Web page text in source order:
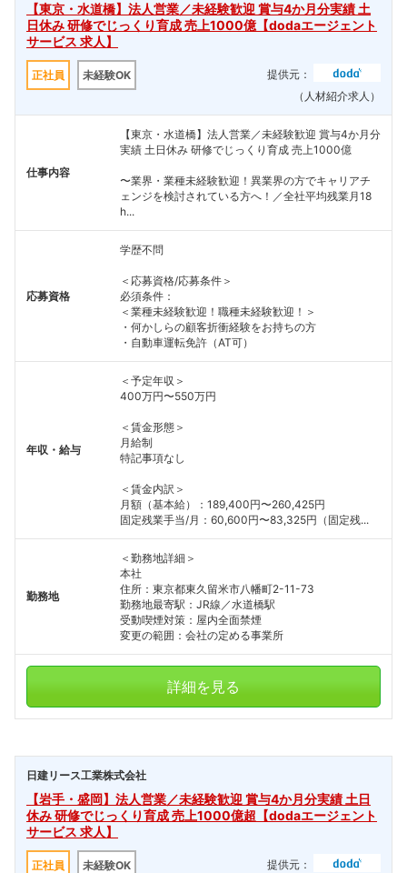
【東京・水道橋】法人営業／未経験歓迎 賞与4か月分実績 土
日休み 研修でじっくり育成 売上1000億【dodaエージェント
サービス 求人】
正社員 未経験OK
提供元：
（人材紹介求人）
仕事内容
【東京・水道橋】法人営業／未経験歓迎 賞与4か月分
実績 土日休み 研修でじっくり育成 売上1000億
〜業界・業種未経験歓迎！異業界の方でキャリアチ
ェンジを検討されている方へ！／全社平均残業月18
h...
応募資格
学歴不問
＜応募資格/応募条件＞
必須条件：
＜業種未経験歓迎！職種未経験歓迎！＞
・何かしらの顧客折衝経験をお持ちの方
・自動車運転免許（AT可）
年収・給与
＜予定年収＞
400万円〜550万円
＜賃金形態＞
月給制
特記事項なし
＜賃金内訳＞
月額（基本給）：189,400円〜260,425円
固定残業手当/月：60,600円〜83,325円（固定残...
勤務地
＜勤務地詳細＞
本社
住所：東京都東久留米市八幡町2-11-73
勤務地最寄駅：JR線／水道橋駅
受動喫煙対策：屋内全面禁煙
変更の範囲：会社の定める事業所
詳細を見る
日建リース工業株式会社
【岩手・盛岡】法人営業／未経験歓迎 賞与4か月分実績 土日
休み 研修でじっくり育成 売上1000億超【dodaエージェント
サービス 求人】
正社員 未経験OK
提供元：